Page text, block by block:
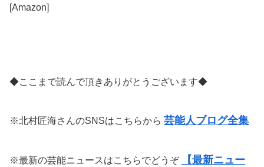
[Amazon]
◆ここまで読んで頂きありがとうございます◆
※北村匠海さんのSNSはこちらから 芸能人ブログ全集
※最新の芸能ニュースはこちらでどうぞ
【最新ニュー